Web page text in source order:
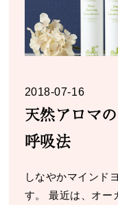
2018-07-16
天然アロマ
呼吸法
しなやかマインド
す。 最近は、オー